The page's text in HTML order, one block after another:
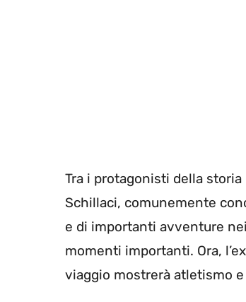
Tra i protagonisti della
Schillaci, comunemente
e di importanti avventure
momenti importanti. Ora,
viaggio mostrerà atletismo